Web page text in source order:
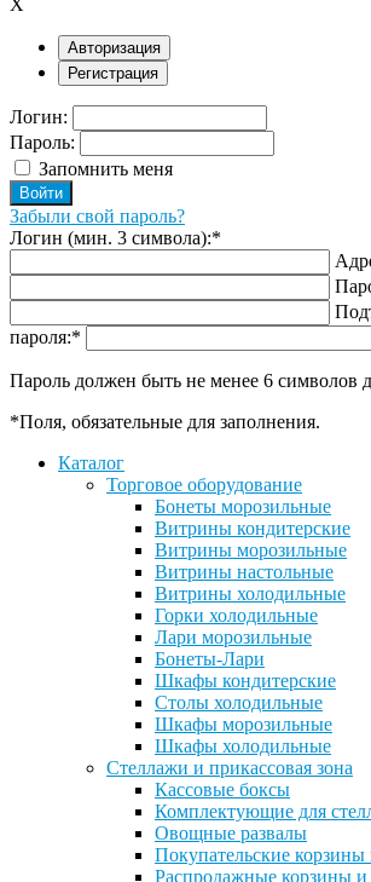
X
Авторизация
Регистрация
Логин:
Пароль:
Запомнить меня
Забыли свой пароль?
Логин (мин. 3 символа):*
пароля:*
Пароль должен быть не менее 6 символов
*Поля, обязательные для заполнения.
Каталог
Торговое оборудование
Бонеты морозильные
Витрины кондитерские
Витрины морозильные
Витрины настольные
Витрины холодильные
Горки холодильные
Лари морозильные
Бонеты-Лари
Шкафы кондитерские
Столы холодильные
Шкафы морозильные
Шкафы холодильные
Стеллажи и прикассовая зона
Кассовые боксы
Комплектующие для
Овощные развалы
Покупательские корзины
Распродажные корзины и